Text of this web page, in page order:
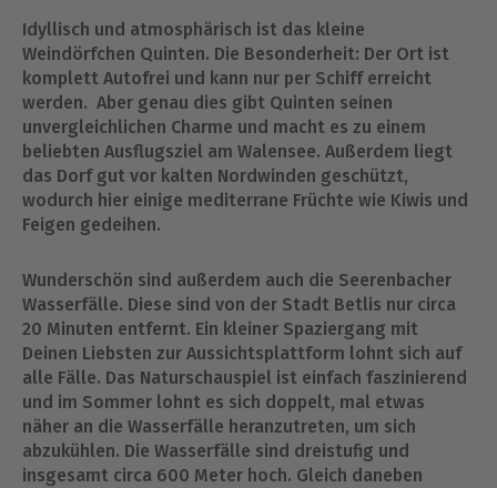
Idyllisch und atmosphärisch ist das kleine
Weindörfchen Quinten. Die Besonderheit: Der Ort ist
komplett Autofrei und kann nur per Schiff erreicht
werden. Aber genau dies gibt Quinten seinen
unvergleichlichen Charme und macht es zu einem
beliebten Ausflugsziel am Walensee. Außerdem liegt
das Dorf gut vor kalten Nordwinden geschützt,
wodurch hier einige mediterrane Früchte wie Kiwis und
Feigen gedeihen.
Wunderschön sind außerdem auch die Seerenbacher
Wasserfälle. Diese sind von der Stadt Betlis nur circa
20 Minuten entfernt. Ein kleiner Spaziergang mit
Deinen Liebsten zur Aussichtsplattform lohnt sich auf
alle Fälle. Das Naturschauspiel ist einfach faszinierend
und im Sommer lohnt es sich doppelt, mal etwas
näher an die Wasserfälle heranzutreten, um sich
abzukühlen. Die Wasserfälle sind dreistufig und
insgesamt circa 600 Meter hoch. Gleich daneben